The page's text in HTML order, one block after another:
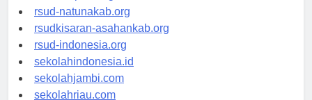
rsud-ntbprov.org
rsud-natunakab.org
rsudkisaran-asahankab.org
rsud-indonesia.org
sekolahindonesia.id
sekolahjambi.com